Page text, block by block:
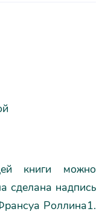
книги можно
сделана надпись
Роллинa1.